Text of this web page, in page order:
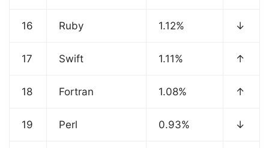
16 Ruby 1.12% ↓
17 Swift 1.11% ↑
18 Fortran 1.08% ↑
19 Perl 0.93% ↓